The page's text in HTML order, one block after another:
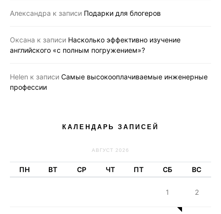
Александра к записи Подарки для блогеров
Оксана к записи Насколько эффективно изучение
английского «с полным погружением»?
Helen к записи Самые высокооплачиваемые инженерные
профессии
КАЛЕНДАРЬ ЗАПИСЕЙ
АВГУСТ 2026
ПН ВТ СР ЧТ ПТ СБ ВС
1 2